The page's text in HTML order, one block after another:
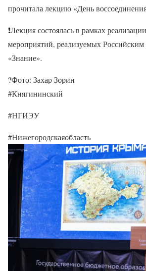
прочитала лекцию «День
❗Лекция состоялась в рамках
мероприятий, реализуемых
«Знание».
?Фото: Захар Зорин
#Княгининский
#НГИЭУ
#Нижегородскаяобласть